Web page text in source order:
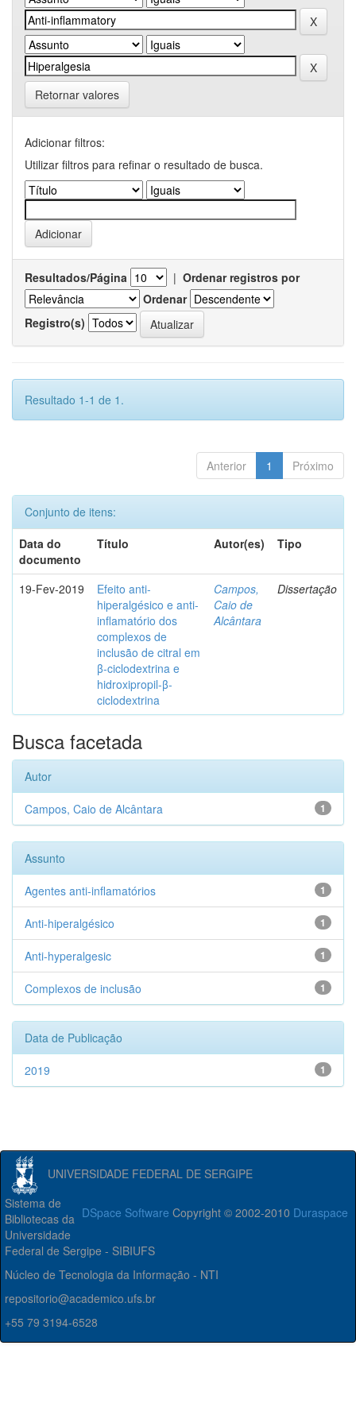
Retornar valores
Adicionar filtros:
Utilizar filtros para refinar o resultado de busca.
Resultados/Página | Ordenar registros por
Ordenar
Registro(s)
Resultado 1-1 de 1.
Anterior 1 Próximo
Conjunto de itens:
Data do
documento
Título Autor(es) Tipo
19-Fev-2019
Efeito anti-
hiperalgésico e anti-
inflamatório dos
complexos de
inclusão de citral em
β-ciclodextrina e
hidroxipropil-β-
ciclodextrina
Campos,
Caio de
Alcântara
Dissertação
Busca facetada
Autor
1
Campos, Caio de Alcântara
Assunto
1
Agentes anti-inflamatórios
1
Anti-hiperalgésico
1
Anti-hyperalgesic
1
Complexos de inclusão
Data de Publicação
1
2019
UNIVERSIDADE FEDERAL DE SERGIPE
DSpace Software Copyright © 2002-2010 Duraspace
Sistema de
Bibliotecas da
Universidade
Federal de Sergipe - SIBIUFS
Núcleo de Tecnologia da Informação - NTI
repositorio@academico.ufs.br
+55 79 3194-6528